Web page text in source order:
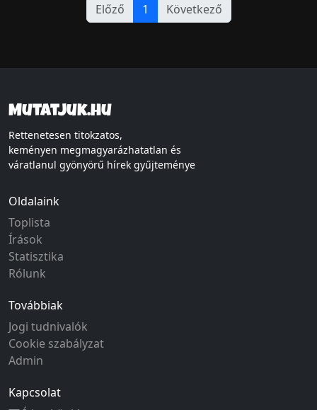
Előző 1 Következő
Mutatjuk.hu
Rettenetesen titokzatos,
keményen megmagyarázhatatlan és
váratlanul gyönyörű hírek gyűjteménye
Oldalaink
Toplista
Írások
Statisztika
Rólunk
Továbbiak
Jogi tudnivalók
Cookie szabályzat
Admin
Kapcsolat